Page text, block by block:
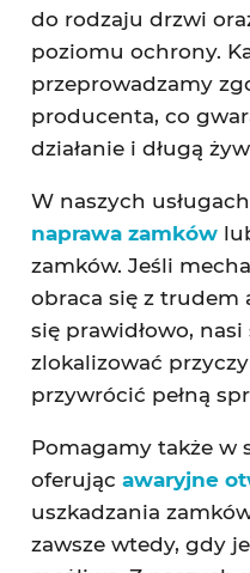
do rodzaju drzwi
poziomu ochrony.
przeprowadzamy
producenta, co
działanie i długą
W naszych
naprawa zamków
zamków. Jeśli
obraca się z trudem
się prawidłowo,
zlokalizować
przywrócić pełną
Pomagamy także w
oferując awaryjne
uszkadzania
zawsze wtedy, gdy